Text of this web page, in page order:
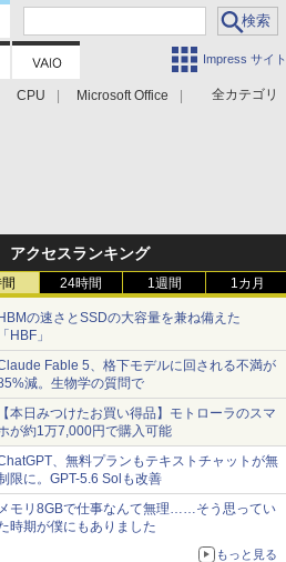
Impress サイト
全カテゴリ
CPU Microsoft Office
アクセスランキング
24時間 1週間 1カ月
の速さとSSDの大容量を兼ね備えた
HBF」
Fable 5、格下モデルに回される不満が
減。生物学の質問で
本日みつけたお買い得品】モトローラのスマ
が約1万7,000円で購入可能
、無料プランもテキストチャットが無
限に。GPT-5.6 Solも改善
モリ8GBで仕事なんて無理……そう思ってい
時期が僕にもありました
もっと見る